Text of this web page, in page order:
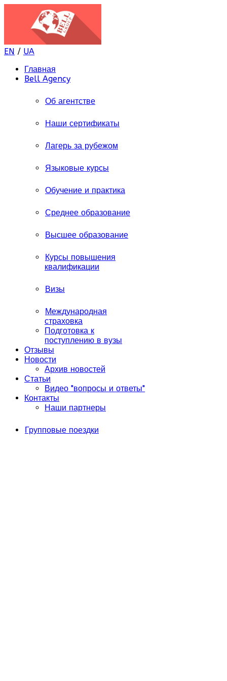
EN / UA
Главная
Bell Agency
Об агентстве
Наши сертификаты
Лагерь за рубежом
Языковые курсы
Обучение и практика
Среднее образование
Высшее образование
Курсы повышения
квалификации
Визы
Международная
страховка
Подготовка к
поступлению в вузы
Отзывы
Новости
Архив новостей
Статьи
Видео "вопросы и ответы"
Контакты
Наши партнеры
Групповые поездки